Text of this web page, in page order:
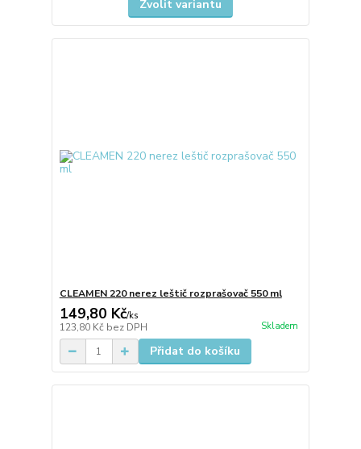
Zvolit variantu
CLEAMEN 220 nerez leštič rozprašovač 550 ml
149,80 Kč/ks
123,80 Kč bez DPH Skladem
Přidat do košíku